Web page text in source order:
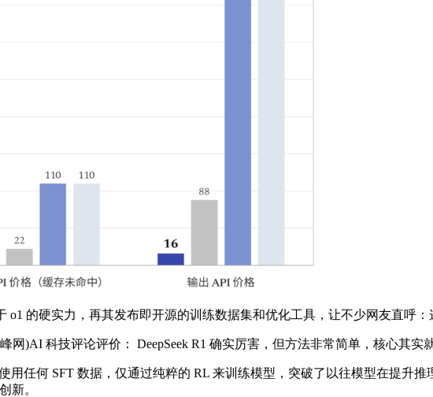
的硬实力，再其发布即开源的训练数据集和优化工具，让不少网友直呼：
)AI 科技评论评价： DeepSeek R1 确实厉害，但方法非常简单，核心其实就
任何 SFT 数据，仅通过纯粹的 RL 来训练模型，突破了以往模型在提升推
新。